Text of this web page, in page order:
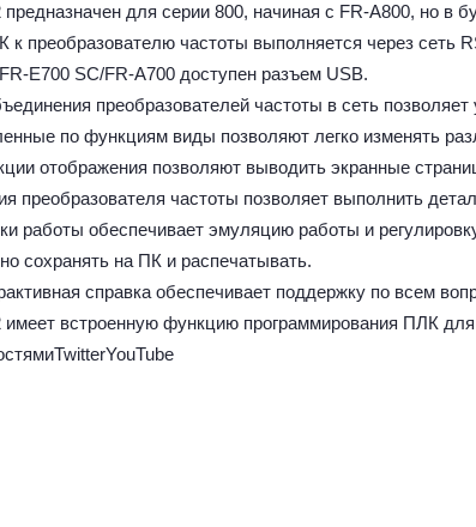
предназначен для серии 800, начиная с FR-A800, но
к преобразователю частоты выполняется через
E700 SC/FR-A700 доступен разъем USB.
преобразователей частоты в сеть
по функциям виды позволяют легко изменять
отображения позволяют выводить экранные
преобразователя частоты позволяет выполнить
работы обеспечивает эмуляцию работы и
сохранять на ПК и распечатывать.
справка обеспечивает поддержку по всем
имеет встроенную функцию программирования ПЛК для
TwitterYouTube